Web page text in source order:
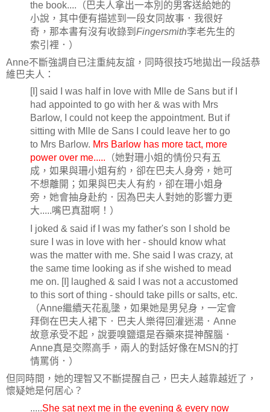
the book....（巴夫人拿出一本別的男客送給她的
小說，其中便有描述到一段女同故事．我很好
奇，那本書有沒有收錄到 Fingersmith李老先生的
索引裡．）
Anne不斷強調自已注重純友誼，同時很技巧地拋出一段話恭
維巴夫人：
[I] said I was half in love with Mlle de Sans but if I
had appointed to go with her & was with Mrs
Barlow, I could not keep the appointment. But if
sitting with Mlle de Sans I could leave her to go
to Mrs Barlow. Mrs Barlow has more tact, more
power over me..... （她對珊小姐的情份只有五
成，如果與珊小姐有約，卻在巴夫人身旁，她可
不想離開；如果與巴夫人有約，卻在珊小姐身
旁，她會抽身赴約．因為巴夫人對她的影響力更
大.....嘴巴真甜啊！）
I joked & said if I was my father's son I shold be
sure I was in love with her - should know what
was the matter with me. She said I was crazy, at
the same time looking as if she wished to mead
me on. [I] laughed & said I was not a accustomed
to this sort of thing - should take pills or salts, etc.
（Anne繼續天花亂墬，如果她是男兒身，一定會
拜倒在巴夫人裙下．巴夫人樂得回灌迷湯．Anne
故意承受不起，說要嗅鹽還是吞藥來提神醒腦．
Anne真是交際高手，兩人的對話好像在MSN的打
情罵俏．）
但同時間，她的理智又不斷提醒自己，巴夫人越靠越近了，
懷疑她是何居心？
.....She sat next me in the evening & every now